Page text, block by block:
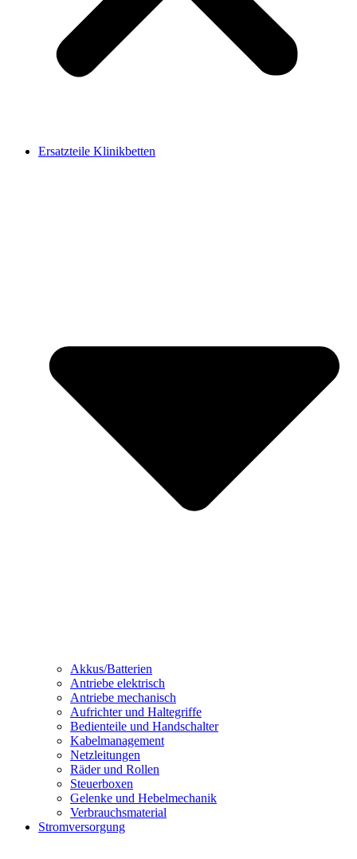
Ersatzteile Klinikbetten
Akkus/Batterien
Antriebe elektrisch
Antriebe mechanisch
Aufrichter und Haltegriffe
Bedienteile und Handschalter
Kabelmanagement
Netzleitungen
Räder und Rollen
Steuerboxen
Gelenke und Hebelmechanik
Verbrauchsmaterial
Stromversorgung